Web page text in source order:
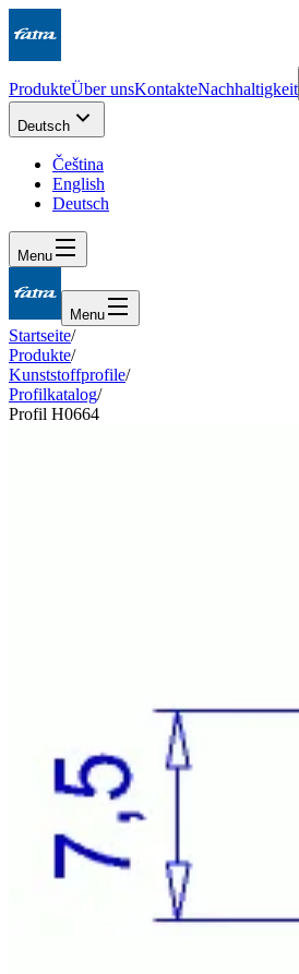
ProdukteÜber unsKontakteNachhaltigkeit
Deutsch
Čeština
English
Deutsch
Menu
Menu
Startseite/
Produkte/
Kunststoffprofile/
Profilkatalog/
Profil H0664